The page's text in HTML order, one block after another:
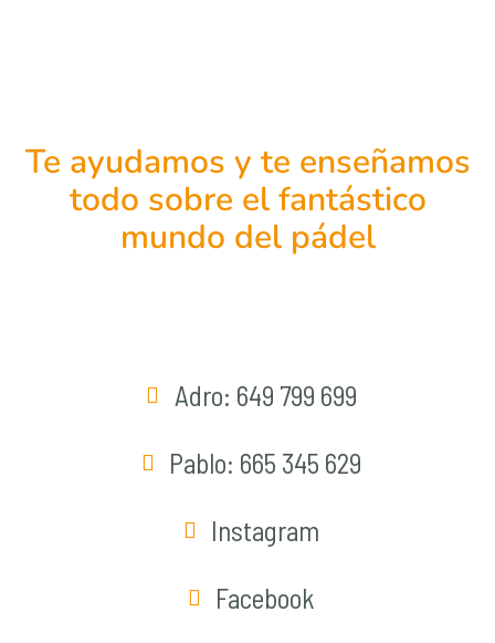
Te ayudamos y te enseñamos
todo sobre el fantástico
mundo del pádel
Adro: 649 799 699
Pablo: 665 345 629
Instagram
Facebook